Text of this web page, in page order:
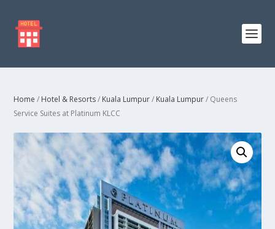
Home / Hotel & Resorts/ Kuala Lumpur/ Kuala Lumpur/ Queens
Service Suites at Platinum KLCC